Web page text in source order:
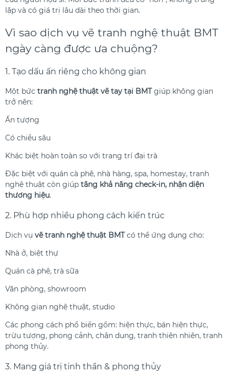
lặp và có giá trị lâu dài theo thời gian.
Vì sao dịch vụ vẽ tranh nghệ thuật BMT
ngày càng được ưa chuộng?
1. Tạo dấu ấn riêng cho không gian
Một bức tranh nghệ thuật vẽ tay tại BMTgiúp không gian
trở nên:
Ấn tượng
Có chiều sâu
Khác biệt hoàn toàn so với trang trí đại trà
Đặc biệt với quán cà phê, nhà hàng, spa, homestay, tranh
nghệ thuật còn giúp tăng khả năng check-in, nhận diện
thương hiệu.
2. Phù hợp nhiều phong cách kiến trúc
Dịch vụ vẽ tranh nghệ thuật BMTcó thể ứng dụng cho:
Nhà ở, biệt thự
Quán cà phê, trà sữa
Văn phòng, showroom
Không gian nghệ thuật, studio
Các phong cách phổ biến gồm: hiện thực, bán hiện thực,
trừu tượng, phong cảnh, chân dung, tranh thiên nhiên, tranh
phong thủy.
3. Mang giá trị tinh thần & phong thủy